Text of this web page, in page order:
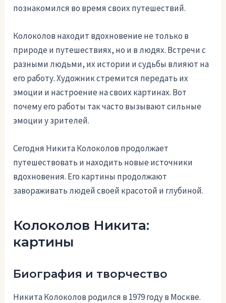
познакомился во время своих путешествий.
Колоколов находит вдохновение не только в
природе и путешествиях, но и в людях. Встречи с
разными людьми, их истории и судьбы влияют на
его работу. Художник стремится передать их
эмоции и настроение на своих картинах. Вот
почему его работы так часто вызывают сильные
эмоции у зрителей.
Сегодня Никита Колоколов продолжает
путешествовать и находить новые источники
вдохновения. Его картины продолжают
завораживать людей своей красотой и глубиной.
Колоколов Никита:
картины
Биография и творчество
Никита Колоколов родился в 1979 году в Москве.